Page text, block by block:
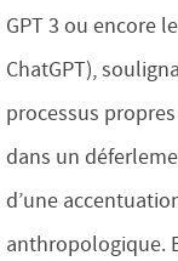
GPT 3 ou encore
ChatGPT),
processus
dans un
d’une
anthropologique.